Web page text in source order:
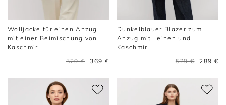
Wolljacke für einen Anzug
mit einer Beimischung von
Kaschmir
529 €
369 €
Dunkelblauer Blazer zum
Anzug mit Leinen und
Kaschmir
579 €
289 €